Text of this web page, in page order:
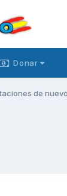
Donar
de